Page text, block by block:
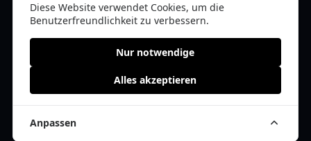
Kontakt
© 2026 vereinlist.de | Alle Rechte vorbehalten | * =Affiliate-Links /
Cookie Einwilligung anpassen
Diese Website verwendet Cookies, um die
Benutzerfreundlichkeit zu verbessern.
Nur notwendige
Alles akzeptieren
Anpassen